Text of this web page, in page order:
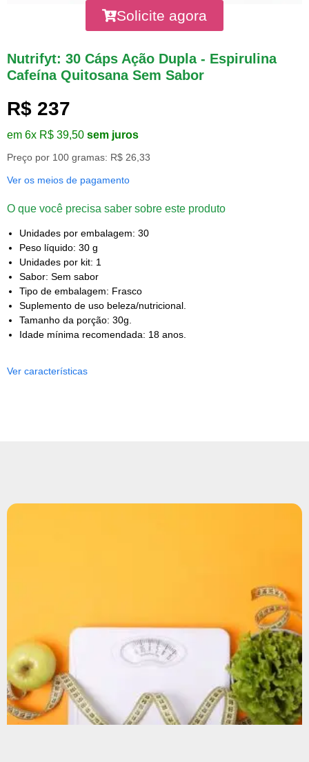
Solicite agora
Nutrifyt: 30 Cáps Ação Dupla - Espirulina
Cafeína Quitosana Sem Sabor
R$ 237
em 6x R$ 39,50 sem juros
Preço por 100 gramas: R$ 26,33
Ver os meios de pagamento
O que você precisa saber sobre este produto
Unidades por embalagem: 30
Peso líquido: 30 g
Unidades por kit: 1
Sabor: Sem sabor
Tipo de embalagem: Frasco
Suplemento de uso beleza/nutricional.
Tamanho da porção: 30g.
Idade mínima recomendada: 18 anos.
Ver características